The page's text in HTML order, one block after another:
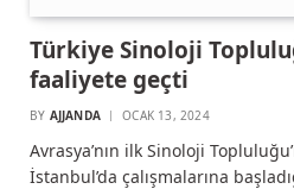
Türkiye Sinoloji
faaliyete geçti
BY AJJANDA OCAK 13, 2024
Avrasya’nın ilk Sinoloji
İstanbul’da çalışmalarına